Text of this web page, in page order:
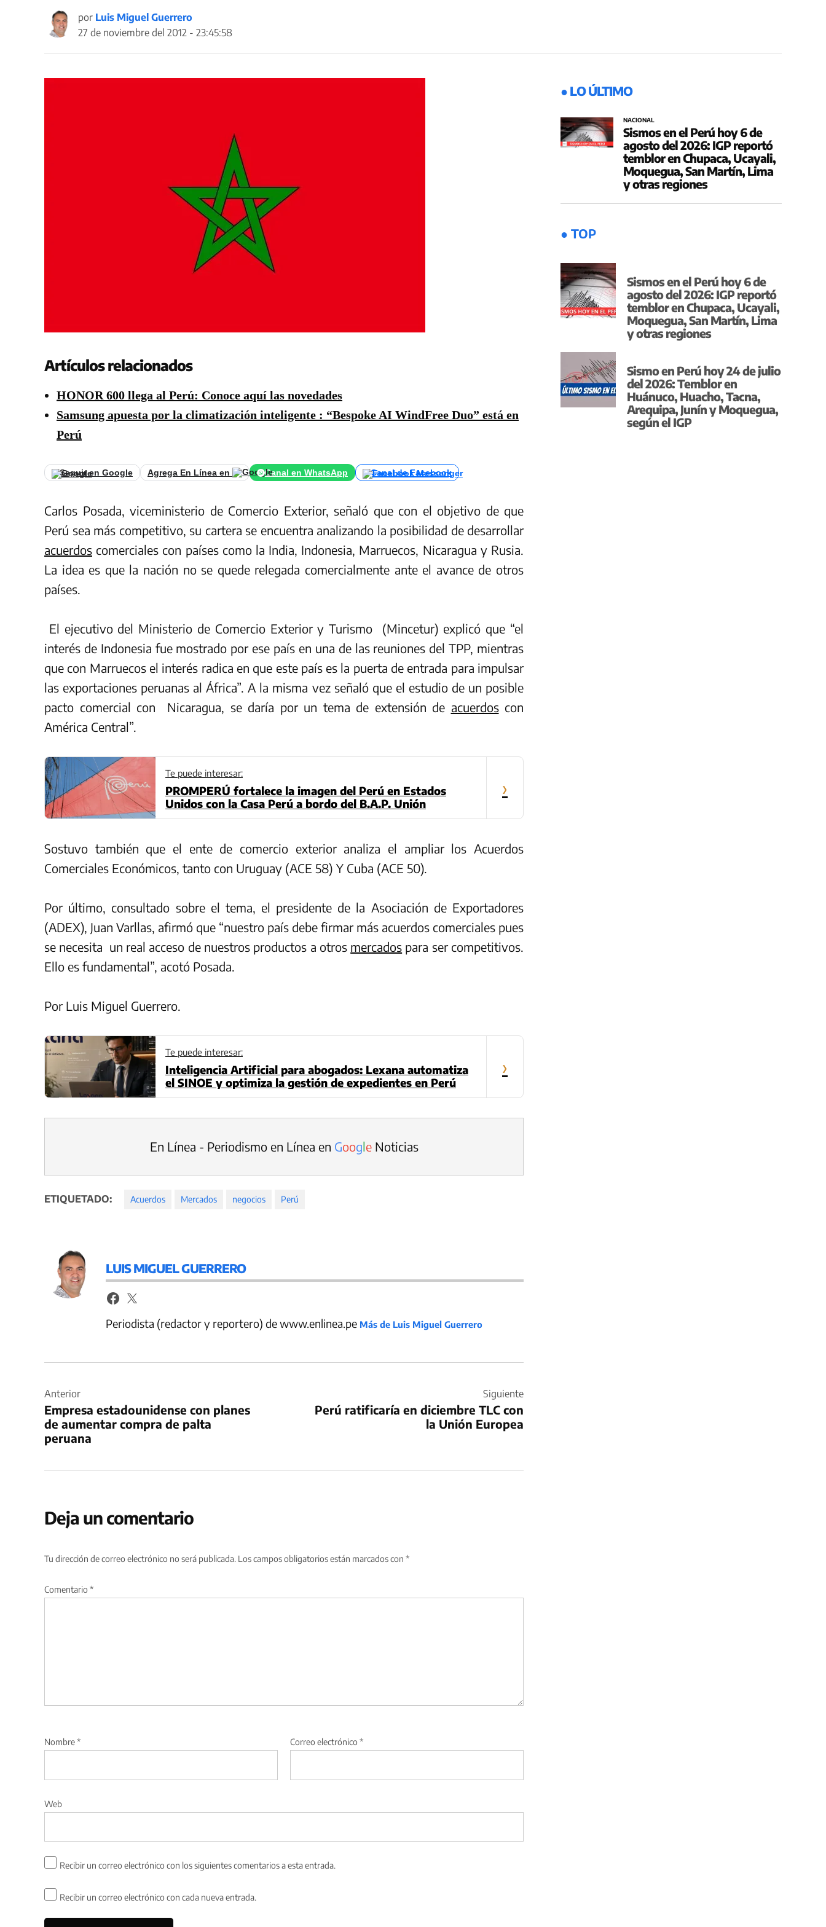
por Luis Miguel Guerrero
27 de noviembre del 2012 - 23:45:58
Artículos relacionados
HONOR 600 llega al Perú: Conoce aquí las novedades
Samsung apuesta por la climatización inteligente : “Bespoke AI WindFree Duo” está en
Perú
Seguir en Google Agrega En Línea en Canal en WhatsApp Canal de Facebook
Carlos Posada, viceministerio de Comercio Exterior, señaló que con el objetivo de que
Perú sea más competitivo, su cartera se encuentra analizando la posibilidad de desarrollar
acuerdos comerciales con países como la India, Indonesia, Marruecos, Nicaragua y Rusia.
La idea es que la nación no se quede relegada comercialmente ante el avance de otros
países.
El ejecutivo del Ministerio de Comercio Exterior y Turismo (Mincetur) explicó que “el
interés de Indonesia fue mostrado por ese país en una de las reuniones del TPP, mientras
que con Marruecos el interés radica en que este país es la puerta de entrada para impulsar
las exportaciones peruanas al África”. A la misma vez señaló que el estudio de un posible
pacto comercial con Nicaragua, se daría por un tema de extensión de acuerdoscon
América Central”.
Te puede interesar:
PROMPERÚ fortalece la imagen del Perú en Estados
Unidos con la Casa Perú a bordo del B.A.P. Unión
›
Sostuvo también que el ente de comercio exterior analiza el ampliar los Acuerdos
Comerciales Económicos, tanto con Uruguay (ACE 58) Y Cuba (ACE 50).
Por último, consultado sobre el tema, el presidente de la Asociación de Exportadores
(ADEX), Juan Varllas, afirmó que “nuestro país debe firmar más acuerdos comerciales pues
se necesita un real acceso de nuestros productos a otros mercados para ser competitivos.
Ello es fundamental”, acotó Posada.
Por Luis Miguel Guerrero.
Te puede interesar:
Inteligencia Artificial para abogados: Lexana automatiza
el SINOE y optimiza la gestión de expedientes en Perú
›
En Línea - Periodismo en Línea en GoogleNoticias
ETIQUETADO: Acuerdos Mercados negocios Perú
LUIS MIGUEL GUERRERO
Periodista (redactor y reportero) de www.enlinea.pe Más de Luis Miguel Guerrero
de
entradas
Anterior
Empresa estadounidense con planes
de aumentar compra de palta
peruana
Siguiente
Perú ratificaría en diciembre TLC con
la Unión Europea
Deja un comentario
Tu dirección de correo electrónico no será publicada. Los campos obligatorios están marcados con *
Comentario *
Nombre* Correo electrónico *
Web
Recibir un correo electrónico con los siguientes comentarios a esta entrada.
Recibir un correo electrónico con cada nueva entrada.
● LO ÚLTIMO
NACIONAL
Sismos en el Perú hoy 6 de
agosto del 2026: IGP reportó
temblor en Chupaca, Ucayali,
Moquegua, San Martín, Lima
y otras regiones
● TOP
Sismos en el Perú hoy 6 de
agosto del 2026: IGP reportó
temblor en Chupaca, Ucayali,
Moquegua, San Martín, Lima
y otras regiones
Sismo en Perú hoy 24 de julio
del 2026: Temblor en
Huánuco, Huacho, Tacna,
Arequipa, Junín y Moquegua,
según el IGP